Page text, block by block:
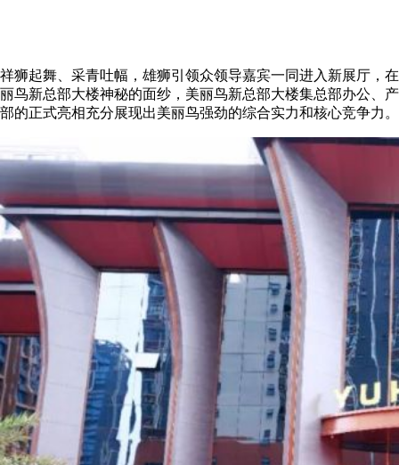
祥狮起舞、采青吐幅，雄狮引领众领导嘉宾一同进入新展厅，
丽鸟新总部大楼神秘的面纱，美丽鸟新总部大楼集总部办公、
部的正式亮相充分展现出美丽鸟强劲的综合实力和核心竞争力。